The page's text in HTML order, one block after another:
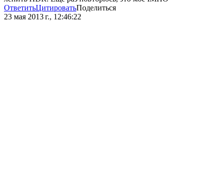
ОтветитьЦитироватьПоделиться
23 мая 2013 г., 12:46:22